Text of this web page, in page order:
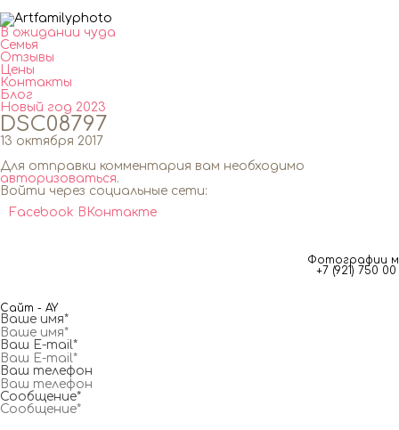
В ожидании чуда
Семья
Отзывы
Цены
Контакты
Блог
Новый год 2023
DSC08797
13 октября 2017
Для отправки комментария вам необходимо
авторизоваться.
Войти через социальные сети:
Facebook ВКонтакте
Фотографии
+7 (921) 750
Сайт - AY
Ваше имя*
Ваш E-mail*
Ваш телефон
Сообщение*